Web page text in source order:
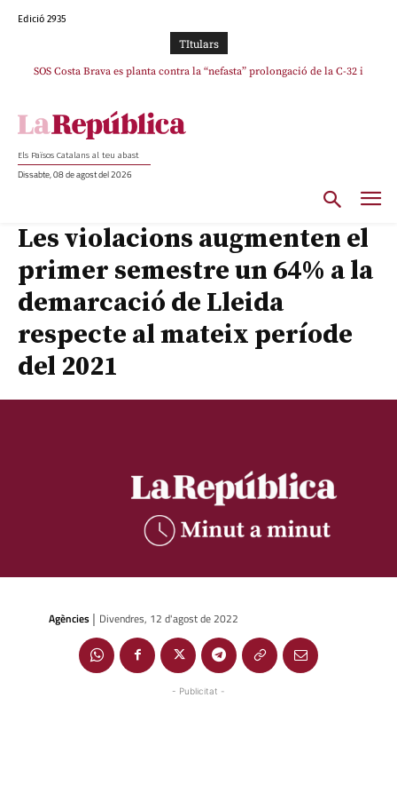
Edició 2935
TItulars
SOS Costa Brava es planta contra la “nefasta” prolongació de la C-32 i
La memòria viva de Josep Sunyol uneix l’esport i la cultura en un emotiu
Els Països Catalans al teu abast
Dissabte, 08 de agost del 2026
Les violacions augmenten el
primer semestre un 64% a la
demarcació de Lleida
respecte al mateix període
del 2021
Agències | Divendres, 12 d'agost de 2022
- Publicitat -